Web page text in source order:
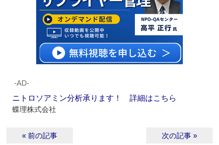
‐AD‐
ニトロソアミン分析承ります！ 詳細はこちら
蝶理株式会社
« 前の記事 次の記事 »